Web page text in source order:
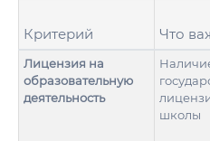
Критерий Что
Лицензия на
образовательную
деятельность
школы